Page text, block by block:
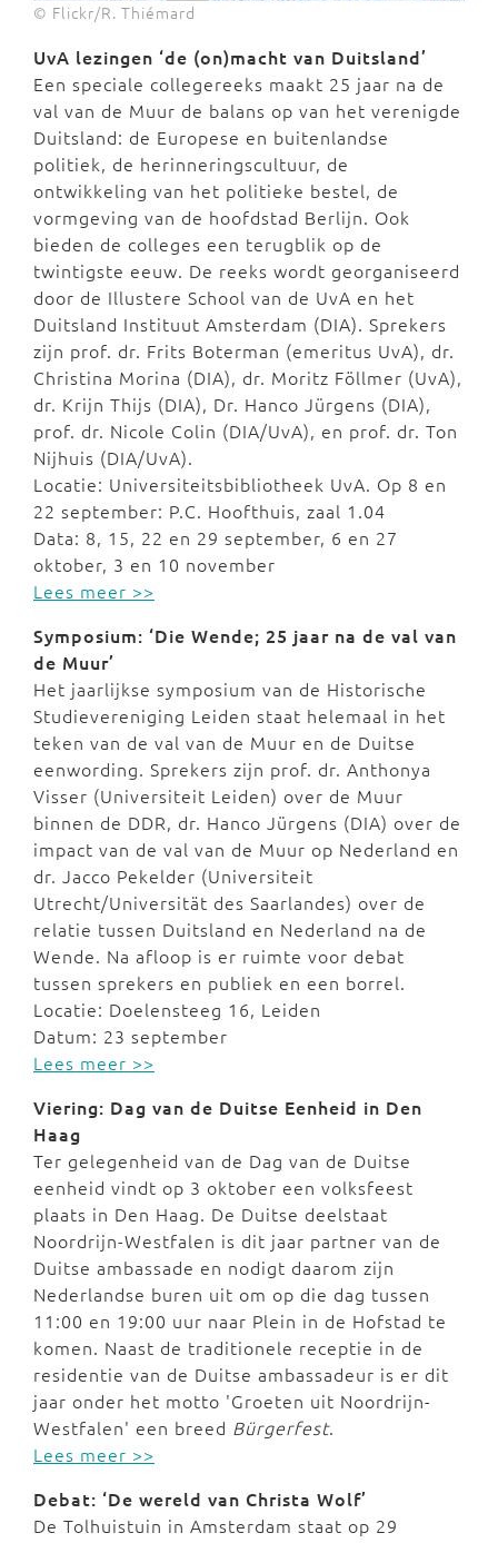
© Flickr/R. Thiémard
UvA lezingen ‘de (on)macht van Duitsland’
Een speciale collegereeks maakt 25 jaar na de
val van de Muur de balans op van het verenigde
Duitsland: de Europese en buitenlandse
politiek, de herinneringscultuur, de
ontwikkeling van het politieke bestel, de
vormgeving van de hoofdstad Berlijn. Ook
bieden de colleges een terugblik op de
twintigste eeuw. De reeks wordt georganiseerd
door de Illustere School van de UvA en het
Duitsland Instituut Amsterdam (DIA). Sprekers
zijn prof. dr. Frits Boterman (emeritus UvA), dr.
Christina Morina (DIA), dr. Moritz Föllmer (UvA),
dr. Krijn Thijs (DIA), Dr. Hanco Jürgens (DIA),
prof. dr. Nicole Colin (DIA/UvA), en prof. dr. Ton
Nijhuis (DIA/UvA).
Locatie: Universiteitsbibliotheek UvA. Op 8 en
22 september: P.C. Hoofthuis, zaal 1.04
Data: 8, 15, 22 en 29 september, 6 en 27
oktober, 3 en 10 november
Lees meer >>
Symposium: ‘Die Wende; 25 jaar na de val van
de Muur’
Het jaarlijkse symposium van de Historische
Studievereniging Leiden staat helemaal in het
teken van de val van de Muur en de Duitse
eenwording. Sprekers zijn prof. dr. Anthonya
Visser (Universiteit Leiden) over de Muur
binnen de DDR, dr. Hanco Jürgens (DIA) over de
impact van de val van de Muur op Nederland en
dr. Jacco Pekelder (Universiteit
Utrecht/Universität des Saarlandes) over de
relatie tussen Duitsland en Nederland na de
Wende. Na afloop is er ruimte voor debat
tussen sprekers en publiek en een borrel.
Locatie: Doelensteeg 16, Leiden
Datum: 23 september
Lees meer >>
Viering: Dag van de Duitse Eenheid in Den
Haag
Ter gelegenheid van de Dag van de Duitse
eenheid vindt op 3 oktober een volksfeest
plaats in Den Haag. De Duitse deelstaat
Noordrijn-Westfalen is dit jaar partner van de
Duitse ambassade en nodigt daarom zijn
Nederlandse buren uit om op die dag tussen
11:00 en 19:00 uur naar Plein in de Hofstad te
komen. Naast de traditionele receptie in de
residentie van de Duitse ambassadeur is er dit
jaar onder het motto 'Groeten uit Noordrijn-
Westfalen' een breed Bürgerfest.
Lees meer >>
Debat: ‘De wereld van Christa Wolf’
De Tolhuistuin in Amsterdam staat op 29